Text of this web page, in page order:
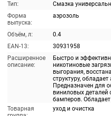
Тип:
Смазка
Форма
выпуска:
аэрозоль
Объём, л:
0.4
EAN-13:
30931958
Расширенное
описание:
Быстро и
никотиновые
выгорания,
структуру,
Предназначен для
виниловых деталей
бамперов.
Товарная
уход и очистка